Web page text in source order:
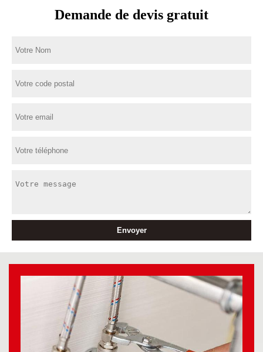
Demande de devis gratuit